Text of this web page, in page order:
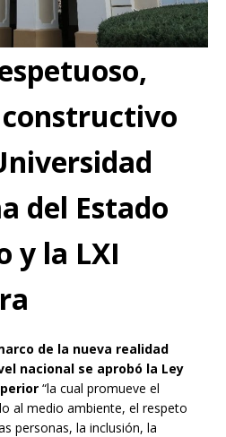
del Estado
y la LXI
de la nueva realidad
nacional se aprobó la Ley
“la cual promueve el
al medio ambiente, el respeto
personas, la inclusión, la